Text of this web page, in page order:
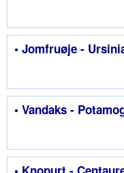
• Jomfruøje -
• Vandaks -